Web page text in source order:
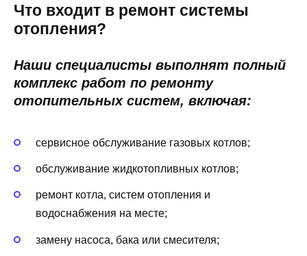
Что входит в ремонт системы
отопления?
Наши специалисты выполнят полный
комплекс работ по ремонту
отопительных систем, включая:
сервисное обслуживание газовых котлов;
обслуживание жидкотопливных котлов;
ремонт котла, систем отопления и
водоснабжения на месте;
замену насоса, бака или смесителя;